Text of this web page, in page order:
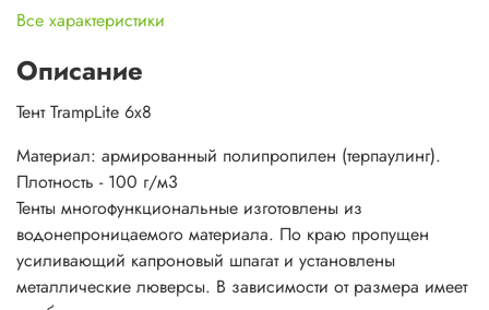
Все характеристики
Описание
Тент TrampLite 6x8
Материал: армированный полипропилен (терпаулинг).
Плотность - 100 г/м3
Тенты многофункциональные изготовлены из
водонепроницаемого материала. По краю пропущен
усиливающий капроновый шпагат и установлены
металлические люверсы. В зависимости от размера имеет